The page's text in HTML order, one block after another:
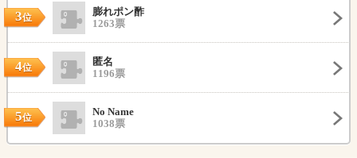
3位
膨れポン酢
1263票
4位
匿名
1196票
5位
No Name
1038票